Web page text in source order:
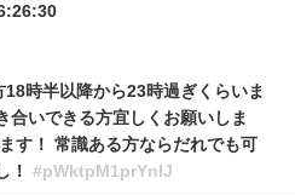
時半以降から23時過ぎくらいま
合いできる方宜しくお願いしま
す！ 常識ある方ならだれでも可
！ #pWktpM1prYnlJ